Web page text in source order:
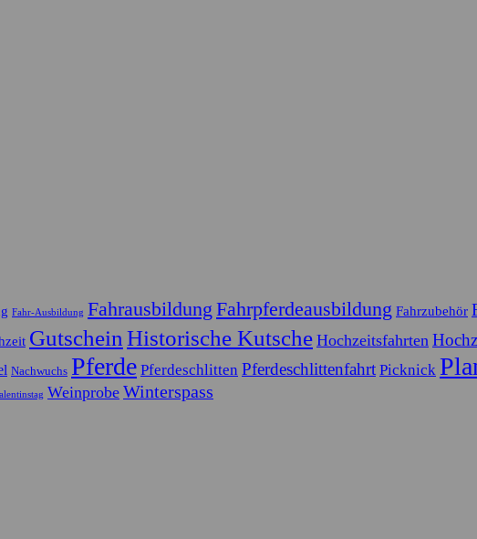
Fahr-Ausbildung Fahrausbildung Fahrpferdeausbildung Fahrzubehör
Gutschein Historische Kutsche Hochzeitsfahrten
Nachwuchs Pferde Pferdeschlitten Pferdeschlittenfahrt Picknick
Weinprobe Winterspass